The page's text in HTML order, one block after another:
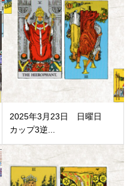
2025年3月23日 日曜日
カップ3逆...